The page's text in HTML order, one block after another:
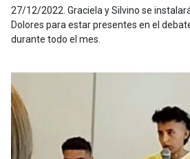
27/12/2022 Graciela y Silvino se
Dolores para estar presentes en el
durante todo el mes.